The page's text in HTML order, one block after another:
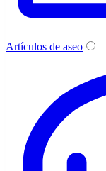
Artículos de aseo